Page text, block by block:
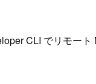
CLI でリモー